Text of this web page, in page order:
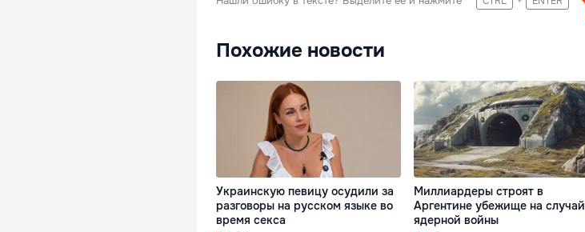
Похожие новости
Украинскую певицу осудили за
разговоры на русском языке во
время секса
Миллиардеры строят в
Аргентине убежище на случай
ядерной войны